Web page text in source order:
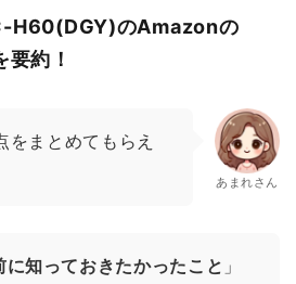
H60(DGY)のAmazonの
要約！
をまとめてもらえ
あまれさん
に知っておきたかったこと 」